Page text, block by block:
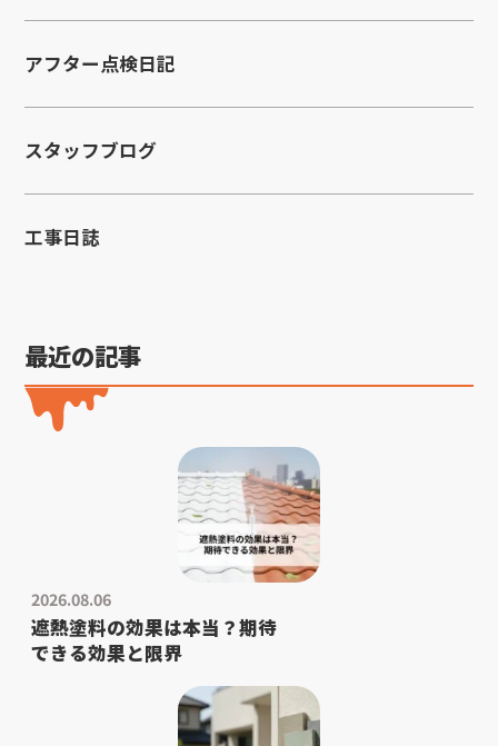
アフター点検日記
スタッフブログ
工事日誌
最近の記事
2026.08.06
遮熱塗料の効果は本当？期待
できる効果と限界